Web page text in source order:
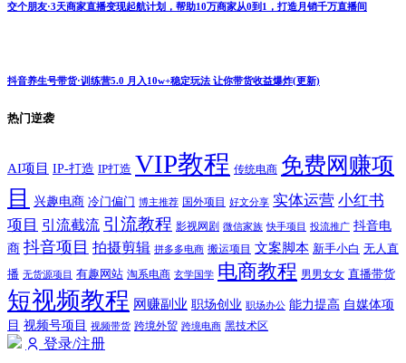
交个朋友·3天商家直播变现起航计划，帮助10万商家从0到1，打造月销千万直播间
抖音养生号带货·训练营5.0 月入10w+稳定玩法 让你带货收益爆炸(更新)
热门逆袭
AI项目 IP-打造 IP打造 VIP教程 传统电商 免费网赚项
目
兴趣电商 冷门偏门 博主推荐 国外项目 好文分享 实体运营 小红书
项目 引流截流 引流教程 影视网剧 微信家族 快手项目 投流推广 抖音电
商 抖音项目 拍摄剪辑 拼多多电商 搬运项目 文案脚本 新手小白 无人直
播 无货源项目 有趣网站 淘系电商 玄学国学 电商教程 男男女女 直播带货
短视频教程 网赚副业 职场创业 职场办公 能力提高 自媒体项
目 视频号项目 视频带货 跨境外贸 跨境电商 黑技术区
登录/注册